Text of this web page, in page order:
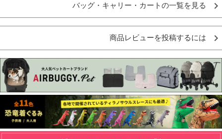
バッグ・キャリー・カートの一覧を見る
商品レビューを投稿するには